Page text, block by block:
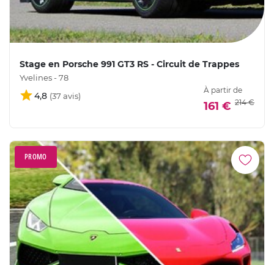
Stage en Porsche 991 GT3 RS - Circuit de Trappes
Yvelines - 78
4,8
À partir de
161 € 214 €
PROMO